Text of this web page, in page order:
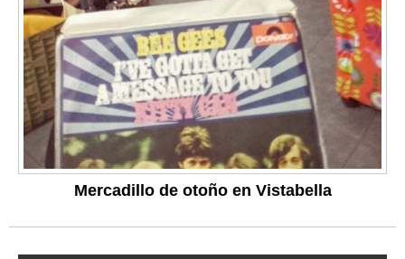
Mercadillo de otoño en Vistabella